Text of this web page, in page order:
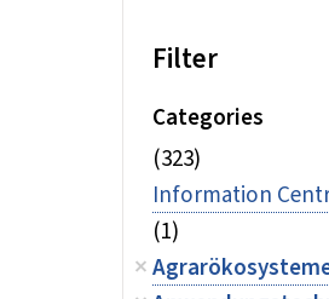
Filter
Categories
(323)
Information
(1)